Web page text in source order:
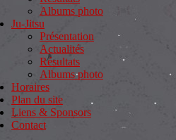
Albums photo
Ju-Jitsu
Présentation
Actualités
Résultats
Albums photo
Horaires
Plan du site
Liens & Sponsors
Contact